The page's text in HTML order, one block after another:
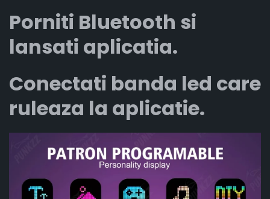
Porniti Bluetooth si
lansati aplicatia.
Conectati banda led care
ruleaza la aplicatie.